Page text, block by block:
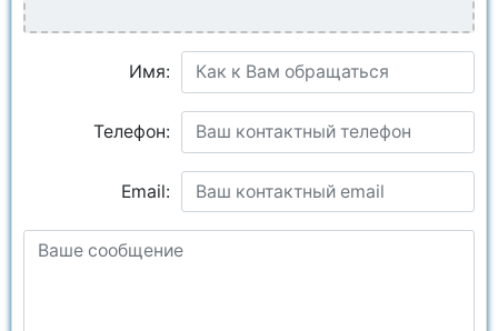
Имя:
Телефон:
Email: